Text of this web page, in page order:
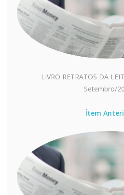
LIVRO RETRATOS DA
Setembro/
Ítem